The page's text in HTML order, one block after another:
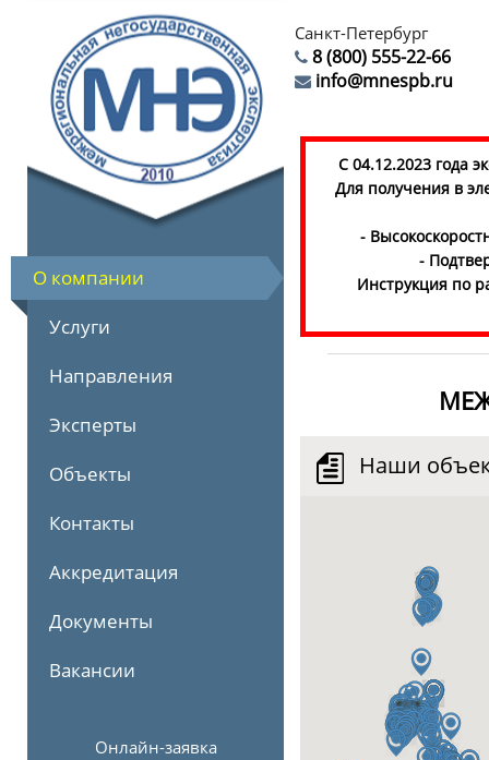
О компании
Услуги
Направления
Эксперты
Объекты
Контакты
Аккредитация
Документы
Вакансии
Онлайн-заявка
Санкт-Петербург
8 (800) 555-22-66
info@mnespb.ru
С 04.12.2023 года
Для получения в
-
-
Инструкция по
Наши